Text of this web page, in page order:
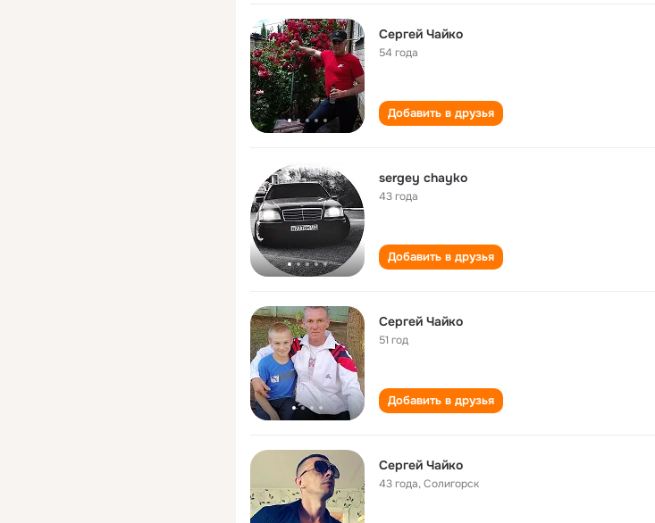
Сергей Чайко
54 года
Добавить в друзья
sergey chayko
43 года
Добавить в друзья
Сергей Чайко
51 год
Добавить в друзья
Сергей Чайко
43 года,Солигорск